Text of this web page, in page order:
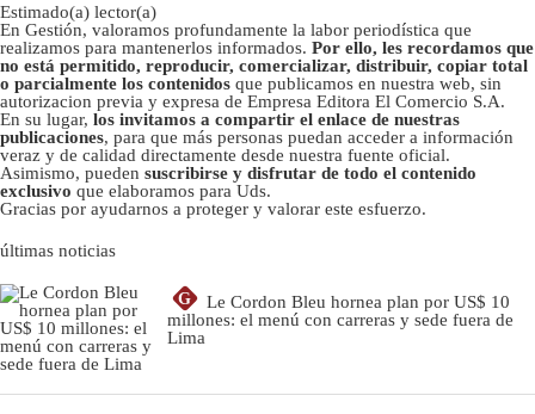
Estimado(a) lector(a)
En Gestión, valoramos profundamente la labor periodística que
realizamos para mantenerlos informados. Por ello, les recordamos que
no está permitido, reproducir, comercializar, distribuir, copiar total
o parcialmente los contenidos que publicamos en nuestra web, sin
autorizacion previa y expresa de Empresa Editora El Comercio S.A.
En su lugar, los invitamos a compartir el enlace de nuestras
publicaciones, para que más personas puedan acceder a información
veraz y de calidad directamente desde nuestra fuente oficial.
Asimismo, pueden suscribirse y disfrutar de todo el contenido
exclusivo que elaboramos para Uds.
Gracias por ayudarnos a proteger y valorar este esfuerzo.
últimas noticias
G
Le Cordon Bleu hornea plan por US$ 10
millones: el menú con carreras y sede fuera de
Lima